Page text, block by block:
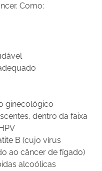
Como:
ginecológico
dentro da faixa
B (cujo vírus
ao câncer de fígado)
alcoólicas